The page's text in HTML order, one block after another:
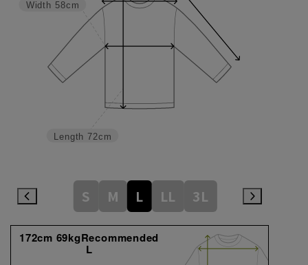
Length 72cm
Width 58cm
S M L LL 3L
172cm 69kgRecommended
L